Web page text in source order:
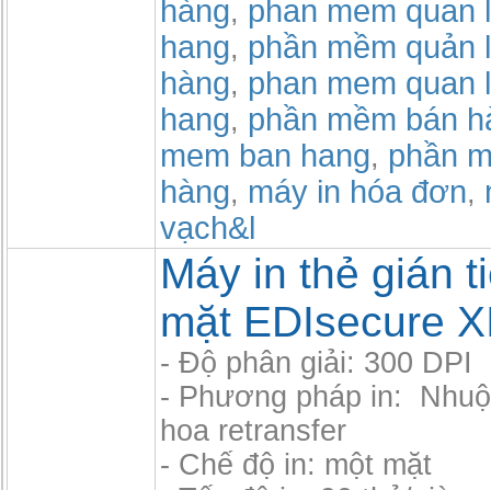
hàng, phan mem quan
hang, phần mềm quản
hàng, phan mem quan
hang, phần mềm bán
mem ban hang, phần
hàng, máy in hóa đơn,
vạch&l
Máy in thẻ gián
mặt EDIsecure
- Độ phân giải: 300 DPI
- Phương pháp in:
hoa retransfer
- Chế độ in: một mặt